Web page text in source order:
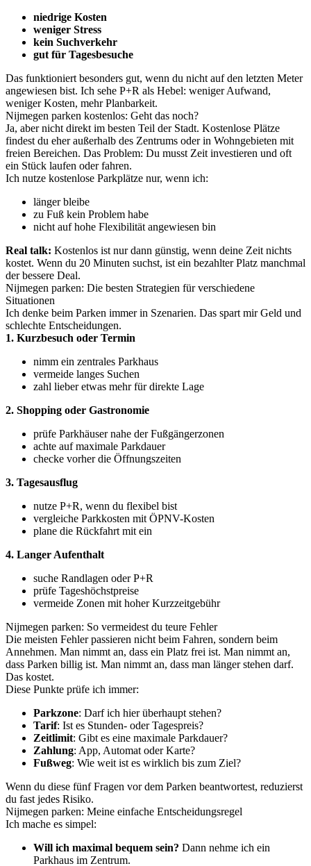
niedrige Kosten
weniger Stress
kein Suchverkehr
gut für Tagesbesuche
Das funktioniert besonders gut, wenn du nicht auf den letzten Meter
angewiesen bist. Ich sehe P+R als Hebel: weniger Aufwand,
weniger Kosten, mehr Planbarkeit.
Nijmegen parken kostenlos: Geht das noch?
Ja, aber nicht direkt im besten Teil der Stadt. Kostenlose Plätze
findest du eher außerhalb des Zentrums oder in Wohngebieten mit
freien Bereichen. Das Problem: Du musst Zeit investieren und oft
ein Stück laufen oder fahren.
Ich nutze kostenlose Parkplätze nur, wenn ich:
länger bleibe
zu Fuß kein Problem habe
nicht auf hohe Flexibilität angewiesen bin
Real talk: Kostenlos ist nur dann günstig, wenn deine Zeit nichts
kostet. Wenn du 20 Minuten suchst, ist ein bezahlter Platz manchmal
der bessere Deal.
Nijmegen parken: Die besten Strategien für verschiedene
Situationen
Ich denke beim Parken immer in Szenarien. Das spart mir Geld und
schlechte Entscheidungen.
1. Kurzbesuch oder Termin
nimm ein zentrales Parkhaus
vermeide langes Suchen
zahl lieber etwas mehr für direkte Lage
2. Shopping oder Gastronomie
prüfe Parkhäuser nahe der Fußgängerzonen
achte auf maximale Parkdauer
checke vorher die Öffnungszeiten
3. Tagesausflug
nutze P+R, wenn du flexibel bist
vergleiche Parkkosten mit ÖPNV-Kosten
plane die Rückfahrt mit ein
4. Langer Aufenthalt
suche Randlagen oder P+R
prüfe Tageshöchstpreise
vermeide Zonen mit hoher Kurzzeitgebühr
Nijmegen parken: So vermeidest du teure Fehler
Die meisten Fehler passieren nicht beim Fahren, sondern beim
Annehmen. Man nimmt an, dass ein Platz frei ist. Man nimmt an,
dass Parken billig ist. Man nimmt an, dass man länger stehen darf.
Das kostet.
Diese Punkte prüfe ich immer:
Parkzone: Darf ich hier überhaupt stehen?
Tarif: Ist es Stunden- oder Tagespreis?
Zeitlimit: Gibt es eine maximale Parkdauer?
Zahlung: App, Automat oder Karte?
Fußweg: Wie weit ist es wirklich bis zum Ziel?
Wenn du diese fünf Fragen vor dem Parken beantwortest, reduzierst
du fast jedes Risiko.
Nijmegen parken: Meine einfache Entscheidungsregel
Ich mache es simpel:
Will ich maximal bequem sein? Dann nehme ich ein
Parkhaus im Zentrum.